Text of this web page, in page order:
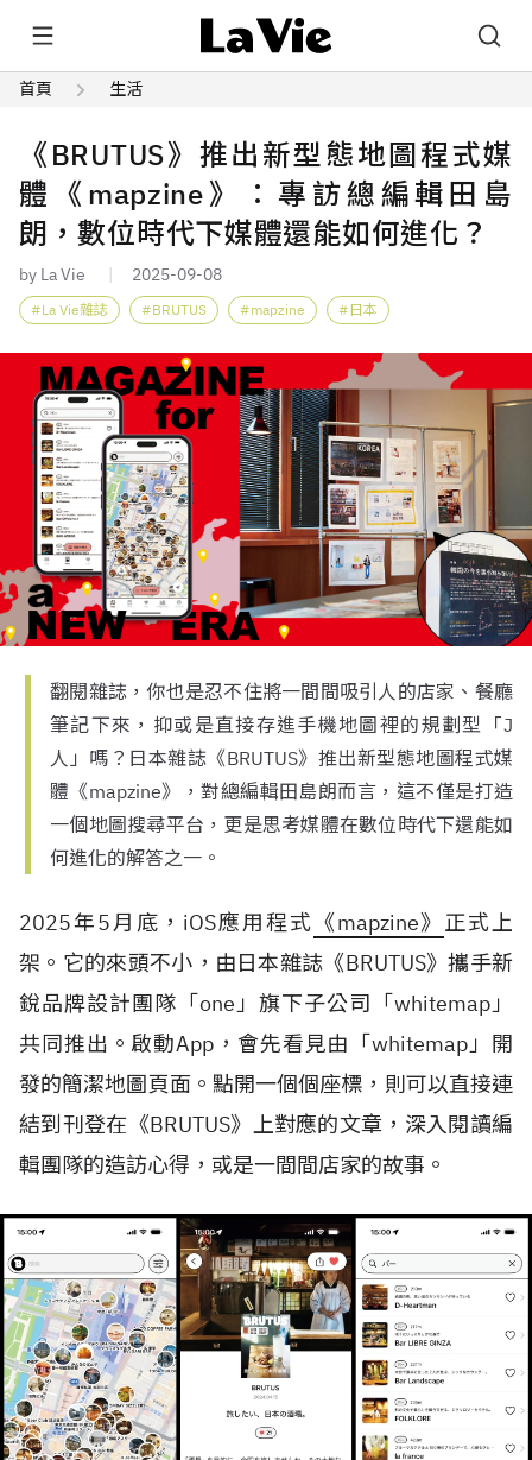
首頁 生活
《BRUTUS》推出新型態地圖程式媒
體《mapzine》：專訪總編輯田島
朗，數位時代下媒體還能如何進化？
by La Vie 2025-09-08
La Vie雜誌 BRUTUS mapzine 日本
翻閱雜誌，你也是忍不住將一間間吸引人的店家、餐廳
筆記下來，抑或是直接存進手機地圖裡的規劃型「J
人」嗎？日本雜誌《BRUTUS》推出新型態地圖程式媒
體《mapzine》，對總編輯田島朗而言，這不僅是打造
一個地圖搜尋平台，更是思考媒體在數位時代下還能如
何進化的解答之一。
2025年5月底， iOS應用程式 《mapzine》 正式上
架。它的來頭不小，由日本雜誌《BRUTUS》攜手新
銳品牌設計團隊「one」旗下子公司「whitemap」
共同推出。啟動App ，會先看見由「whitemap」開
發的簡潔地圖頁面。點開一個個座標，則可以直接連
結到刊登在《BRUTUS》上對應的文章，深入閱讀編
輯團隊的造訪心得，或是一間間店家的故事。